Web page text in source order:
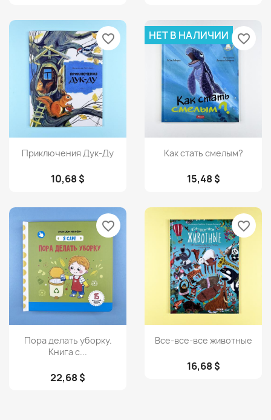
Просмотр
Приключения Дук-Ду
10,68 $
favorite_border
Просмотр
Как стать смелым?
15,48 $
НЕТ В НАЛИЧИИ favorite_border
Просмотр
Пора делать уборку.
Книга с...
22,68 $
favorite_border
Просмотр
Все-все-все животные
16,68 $
favorite_border